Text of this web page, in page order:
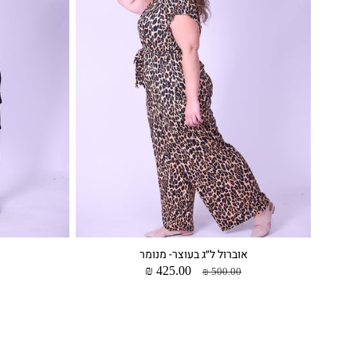
אוברול ל״ג בעוצר- מנומר
מחיר
500.00 ₪
מחיר
425.00 ₪